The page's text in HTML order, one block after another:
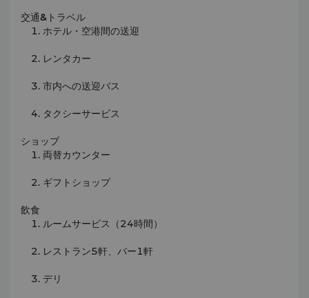
交通&トラベル
ホテル・空港間の送迎
レンタカー
市内への送迎バス
タクシーサービス
ショップ
両替カウンター
ギフトショップ
飲食
ルームサービス（24時間）
レストラン5軒、バー1軒
デリ